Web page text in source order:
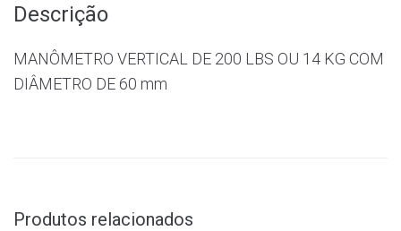
Descrição
MANÔMETRO VERTICAL DE 200 LBS OU 14 KG COM
DIÂMETRO DE 60 mm
Produtos relacionados